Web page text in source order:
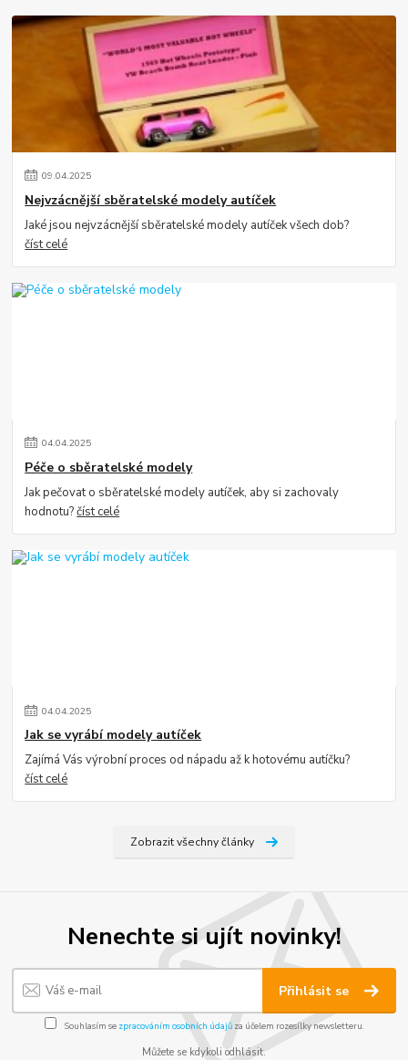
09.04.2025
Nejvzácnější sběratelské modely autíček
Jaké jsou nejvzácnější sběratelské modely autíček všech dob?
číst celé
04.04.2025
Péče o sběratelské modely
Jak pečovat o sběratelské modely autíček, aby si zachovaly
hodnotu?číst celé
04.04.2025
Jak se vyrábí modely autíček
Zajímá Vás výrobní proces od nápadu až k hotovému autíčku?
číst celé
Zobrazit všechny články
Nenechte si ujít novinky!
Přihlásit se
Souhlasím se zpracováním osobních údajůza účelem rozesílky newsletteru.
Můžete se kdykoli odhlásit.